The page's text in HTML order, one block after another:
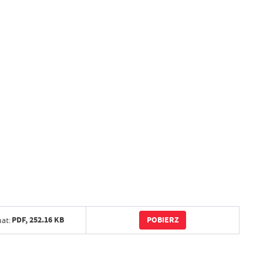
PDF,252.16 KB POBIERZ